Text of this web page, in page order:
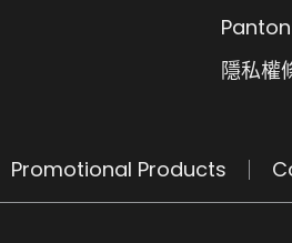
隱私權
Promotional Products